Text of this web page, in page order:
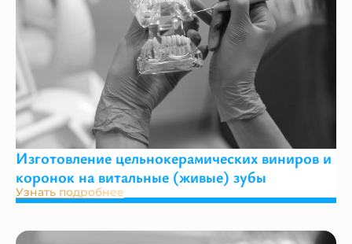
Изготовление цельнокерамических виниров и
коронок на витальные (живые) зубы
Узнать подробнее